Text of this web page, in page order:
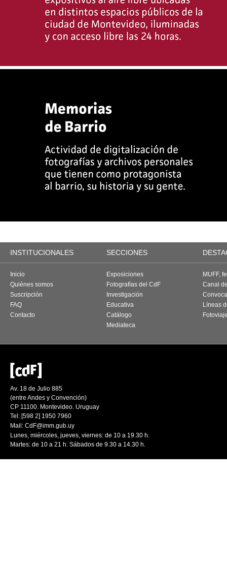
INSTITUCIONALES SECCIONES
Inicio
Quiénes somos
Suscripción
FAQ
Contacto
Exposiciones
Fotografías del CdF
Investigación
Educativa
Catálogo
Mediateca
MUFF,
Canal
Líneas
Av. 18 de Julio 885
(entre Andes y Convención)
CP 11100. Montevideo. Uruguay
Tel: [598 2] 1950 7960
Mail: CdF@imm.gub.uy
Lunes, miércoles, jueves, viernes: de 10 a 19.30 h.
Martes: de 10 a 21 h. Sábados de 9.30 a 14.30 h.